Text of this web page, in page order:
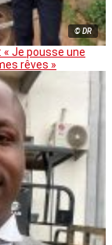
© DR
« Je pousse une
rêves »